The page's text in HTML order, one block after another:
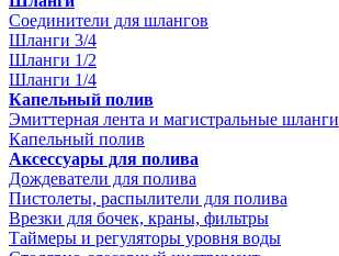
Соединители для шлангов
Шланги 3/4
Шланги 1/2
Шланги 1/4
Капельный полив
Эмиттерная лента и магистральные шланги
Капельный полив
Аксессуары для полива
Дождеватели для полива
Пистолеты, распылители для полива
Врезки для бочек, краны, фильтры
Таймеры и регуляторы уровня воды